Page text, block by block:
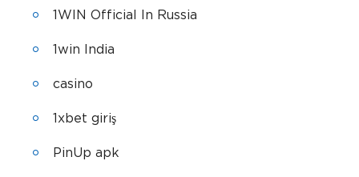
1WIN Official In Russia
1win India
casino
1xbet giriş
PinUp apk